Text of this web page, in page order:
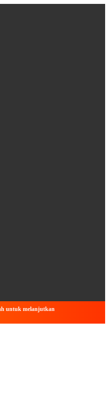
untuk melanjutkan